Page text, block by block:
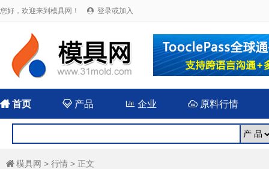
您好，欢迎来到模具网！  登录或加入
首页  产品 企业 原料行情
 模具网 > 行情 > 正文